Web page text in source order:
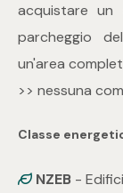
acquistare
parcheggio
un'area
>> nessuna
Classe
NZEB -
4
5
Camere